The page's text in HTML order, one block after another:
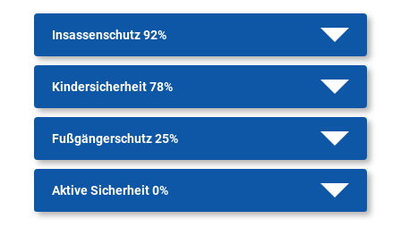
Insassenschutz 92%
Kindersicherheit 78%
Fußgängerschutz 25%
Aktive Sicherheit 0%